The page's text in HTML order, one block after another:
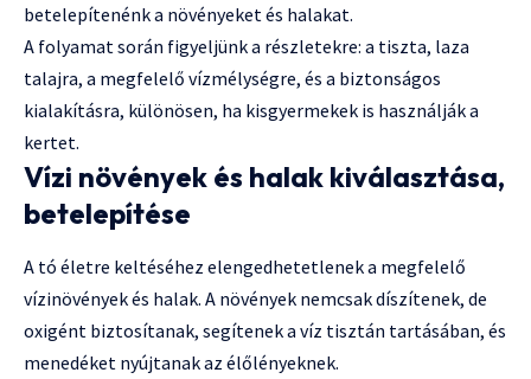
betelepítenénk a növényeket és halakat.
A folyamat során figyeljünk a részletekre: a tiszta, laza
talajra, a megfelelő vízmélységre, és a biztonságos
kialakításra, különösen, ha kisgyermekek is használják a
kertet.
Vízi növények és halak kiválasztása,
betelepítése
A tó életre keltéséhez elengedhetetlenek a megfelelő
vízinövények és halak. A növények nemcsak díszítenek, de
oxigént biztosítanak, segítenek a víz tisztán tartásában, és
menedéket nyújtanak az élőlényeknek.